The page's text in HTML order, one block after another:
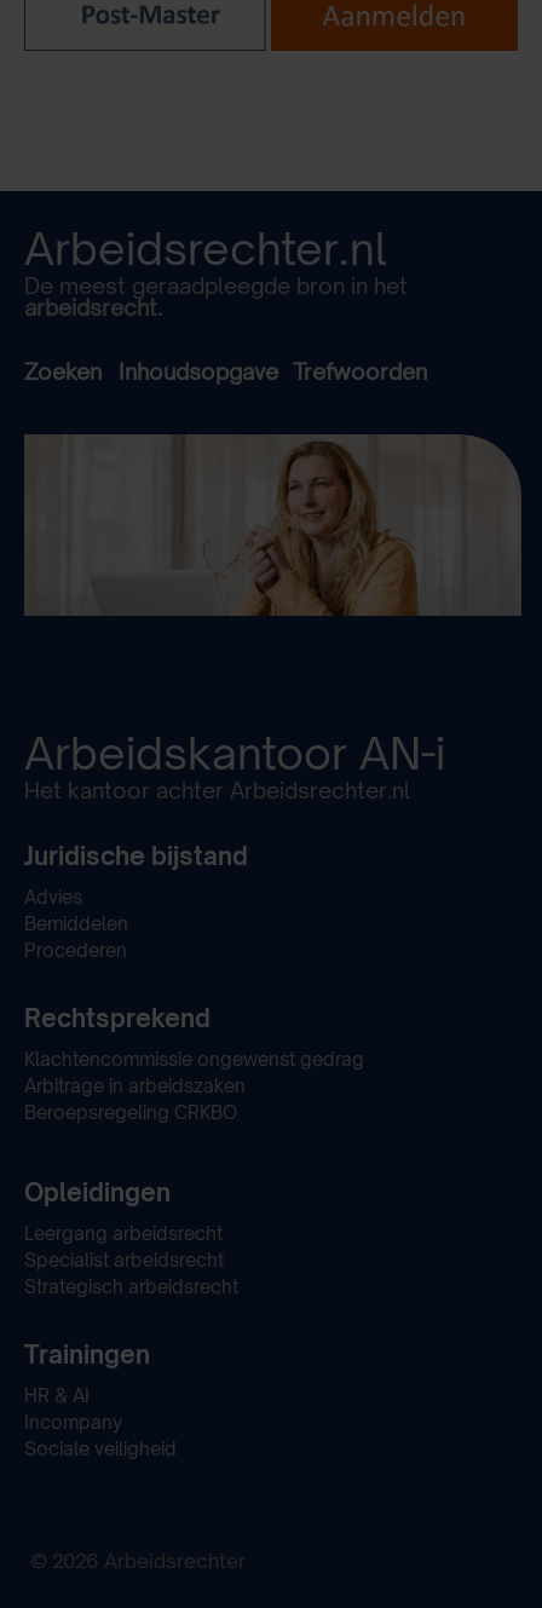
Arbeidsrechter.nl
De meest geraadpleegde bron in het
arbeidsrecht.
Zoeken Inhoudsopgave Trefwoorden
Arbeidskantoor AN-i
Het kantoor achter Arbeidsrechter.nl
Juridische bijstand
Advies
Bemiddelen
Procederen
Rechtsprekend
Klachtencommissie ongewenst gedrag
Arbitrage in arbeidszaken
Beroepsregeling CRKBO
Opleidingen
Leergang arbeidsrecht
Specialist arbeidsrecht
Strategisch arbeidsrecht
Trainingen
HR & AI
Incompany
Sociale veiligheid
© 2026 Arbeidsrechter